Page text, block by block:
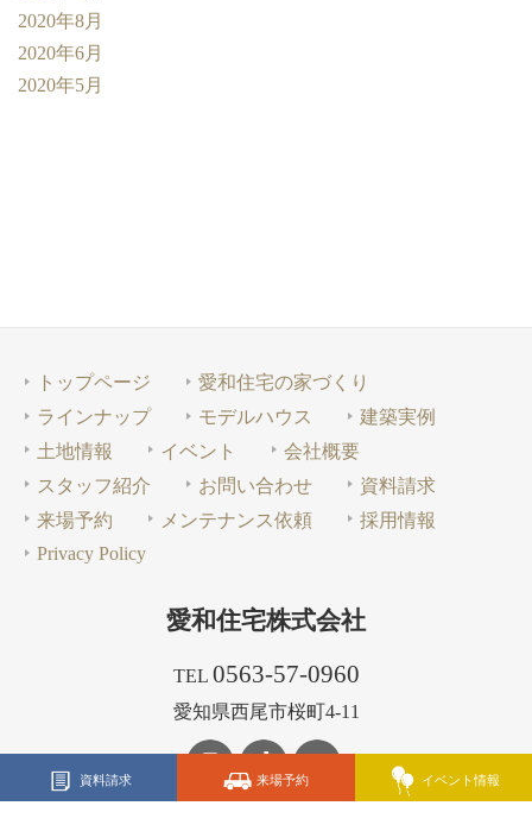
2020年8月
2020年6月
2020年5月
資料請求 来場予約 イベント情報
トップページ
愛和住宅の家づくり
ラインナップ
モデルハウス
建築実例
土地情報
イベント
会社概要
スタッフ紹介
お問い合わせ
資料請求
来場予約
メンテナンス依頼
採用情報
Privacy Policy
愛和住宅株式会社
TEL 0563-57-0960
愛知県西尾市桜町4-11